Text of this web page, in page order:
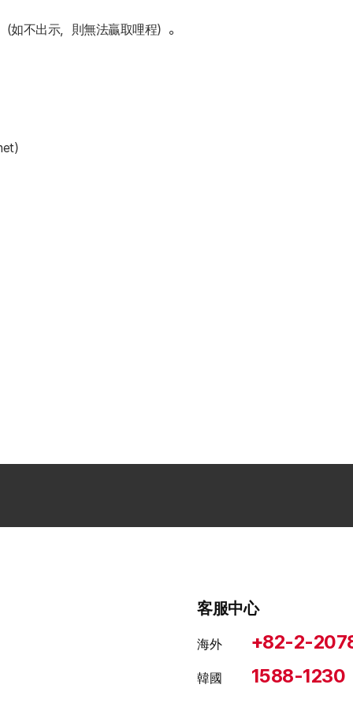
如不出示，則無法贏取哩程）。
）
客服中心
海外 +82-2-
韓國 1588-1230